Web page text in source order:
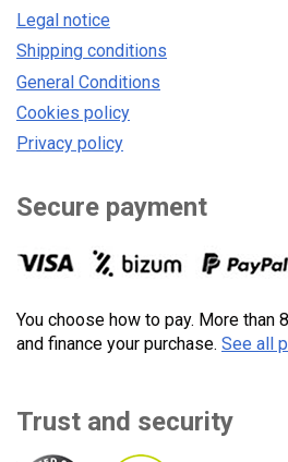
Legal notice
Shipping conditions
General Conditions
Cookies policy
Privacy policy
Secure payment
You choose how to pay. More than
and finance your purchase. See all
Trust and security